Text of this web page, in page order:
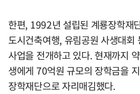
한편, 1992년 설립된 계룡장학재
도시건축여행, 유림공원 사생대회
사업을 전개하고 있다. 현재까지
생에게 70억원 규모의 장학금을
장학재단으로 자리매김했다.